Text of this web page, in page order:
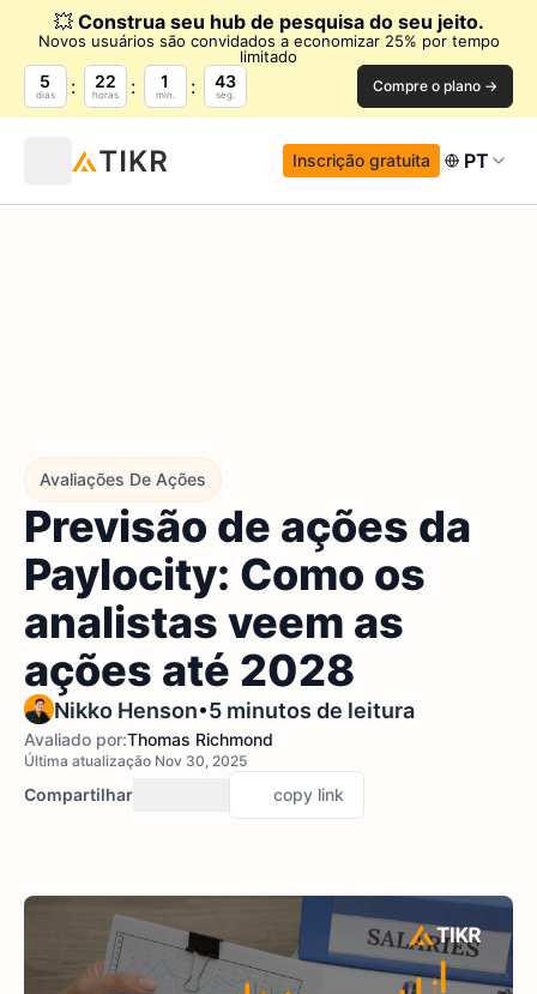
💥 Construa seu hub de pesquisa do seu jeito.
Novos usuários são convidados a economizar 25% por tempo
limitado
5
dias
22
horas
1
min.
42
seg. Compre o plano →
Inscrição gratuita PT
Avaliações De Ações
Previsão de ações da
Paylocity: Como os
analistas veem as
ações até 2028
Nikko Henson•5 minutos de leitura
Avaliado por:Thomas Richmond
Última atualização Nov 30, 2025
Compartilhar copy link